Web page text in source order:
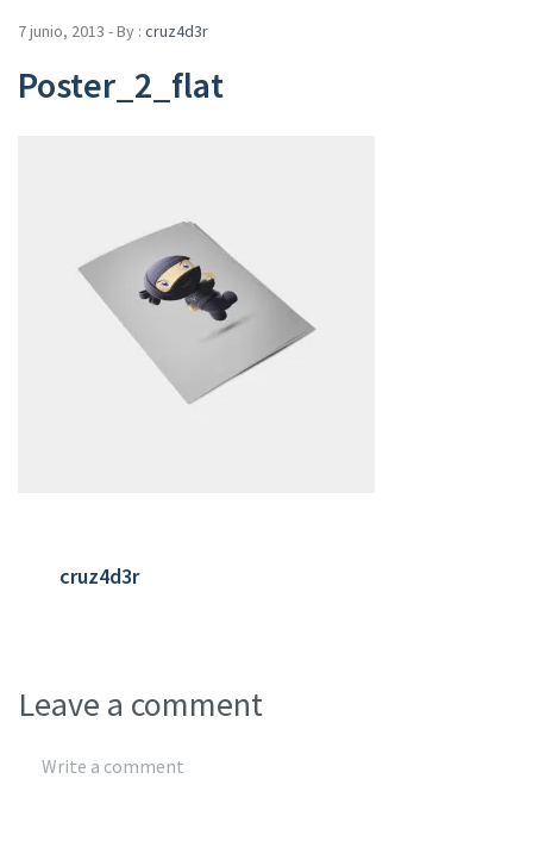
7 junio, 2013 - By : cruz4d3r
Poster_2_flat
cruz4d3r
Leave a comment